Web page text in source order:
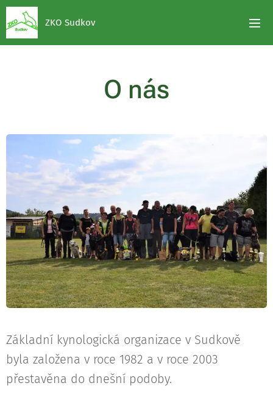
ZKO Sudkov
O nás
Základní kynologická organizace v Sudkově
byla založena v roce 1982 a v roce 2003
přestavěna do dnešní podoby.